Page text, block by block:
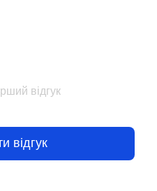
відгук
відгук